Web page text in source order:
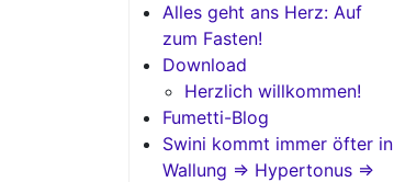
Alles geht ans Herz: Auf
zum Fasten!
Download
Herzlich willkommen!
Fumetti-Blog
Swini kommt immer öfter in
Wallung => Hypertonus =>